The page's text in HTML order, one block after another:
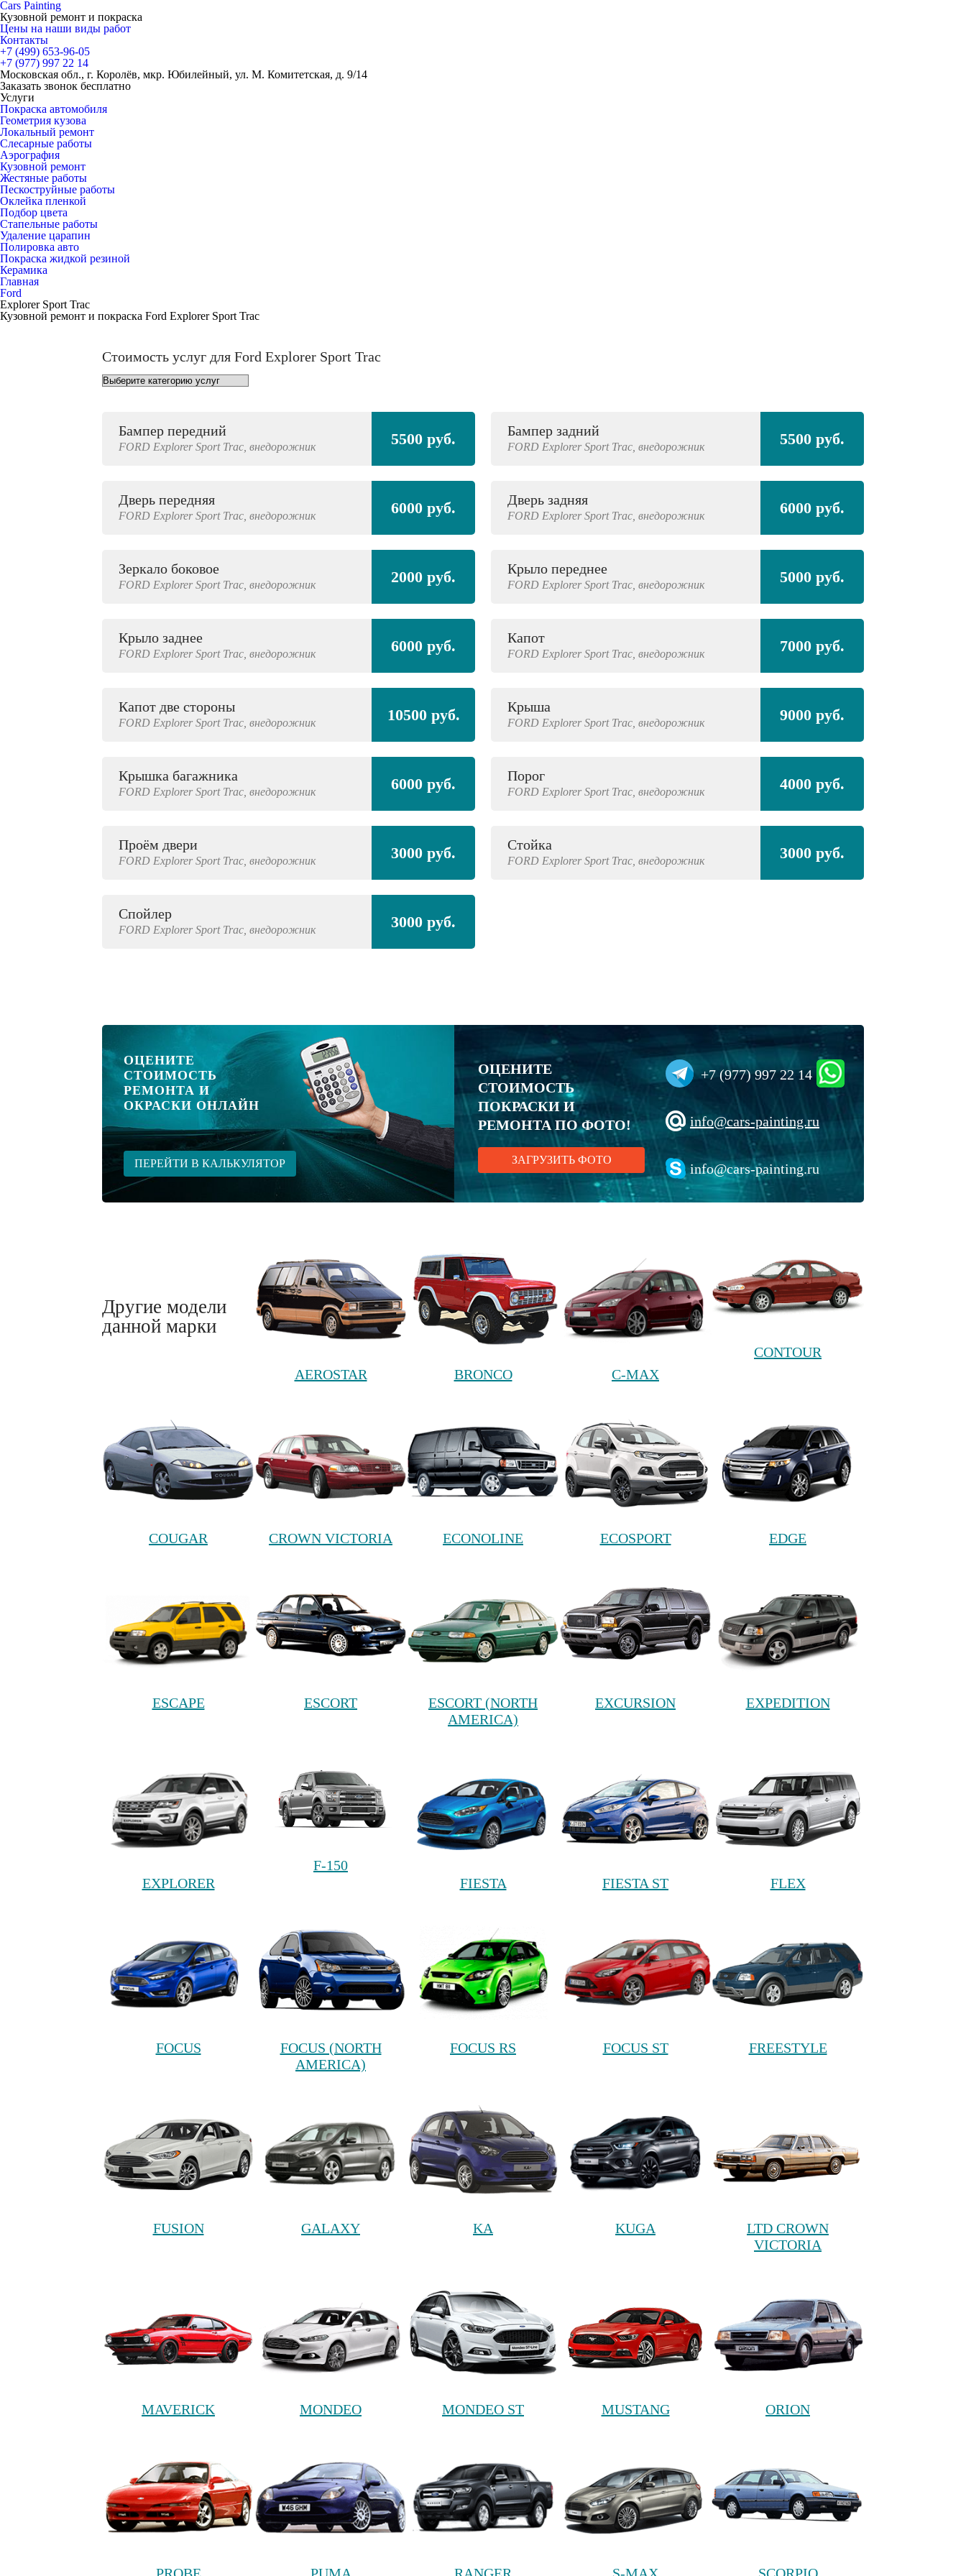
Cars Painting
Кузовной ремонт и покраска
Цены на наши виды работ
Контакты
+7 (499) 653-96-05
+7 (977) 997 22 14
Московская обл., г. Королёв, мкр. Юбилейный, ул. М. Комитетская, д. 9/14
Заказать звонок бесплатно
Услуги
Покраска автомобиля
Геометрия кузова
Локальный ремонт
Слесарные работы
Аэрография
Кузовной ремонт
Жестяные работы
Пескоструйные работы
Оклейка пленкой
Подбор цвета
Стапельные работы
Удаление царапин
Полировка авто
Покраска жидкой резиной
Керамика
Главная
Ford
Explorer Sport Trac
Кузовной ремонт и покраска Ford Explorer Sport Trac
Стоимость услуг для Ford Explorer Sport Trac
Бампер передний
FORD Explorer Sport Trac, внедорожник 5500 руб. Бампер задний
FORD Explorer Sport Trac, внедорожник 5500 руб.
Дверь передняя
FORD Explorer Sport Trac, внедорожник 6000 руб. Дверь задняя
FORD Explorer Sport Trac, внедорожник 6000 руб.
Зеркало боковое
FORD Explorer Sport Trac, внедорожник 2000 руб. Крыло переднее
FORD Explorer Sport Trac, внедорожник 5000 руб.
Крыло заднее
FORD Explorer Sport Trac, внедорожник 6000 руб. Капот
FORD Explorer Sport Trac, внедорожник 7000 руб.
Капот две стороны
FORD Explorer Sport Trac, внедорожник 10500 руб. Крыша
FORD Explorer Sport Trac, внедорожник 9000 руб.
Крышка багажника
FORD Explorer Sport Trac, внедорожник 6000 руб. Порог
FORD Explorer Sport Trac, внедорожник 4000 руб.
Проём двери
FORD Explorer Sport Trac, внедорожник 3000 руб. Стойка
FORD Explorer Sport Trac, внедорожник 3000 руб.
Спойлер
FORD Explorer Sport Trac, внедорожник 3000 руб.
ОЦЕНИТЕ
СТОИМОСТЬ
РЕМОНТА И
ОКРАСКИ ОНЛАЙН
ПЕРЕЙТИ В КАЛЬКУЛЯТОР
ОЦЕНИТЕ
СТОИМОСТЬ
ПОКРАСКИ И
РЕМОНТА ПО ФОТО!
ЗАГРУЗИТЬ ФОТО
+7 (977) 997 22 14
info@cars-painting.ru
info@cars-painting.ru
Другие модели
данной марки
AEROSTAR BRONCO C-MAX
CONTOUR
COUGAR CROWN VICTORIA ECONOLINE ECOSPORT EDGE
ESCAPE ESCORT
ESCORT (NORTH
AMERICA)
EXCURSION EXPEDITION
EXPLORER
F-150
FIESTA
FIESTA ST FLEX
FOCUS
FOCUS (NORTH
AMERICA)
FOCUS RS FOCUS ST FREESTYLE
FUSION GALAXY KA KUGA
LTD CROWN
VICTORIA
MAVERICK MONDEO MONDEO ST MUSTANG ORION